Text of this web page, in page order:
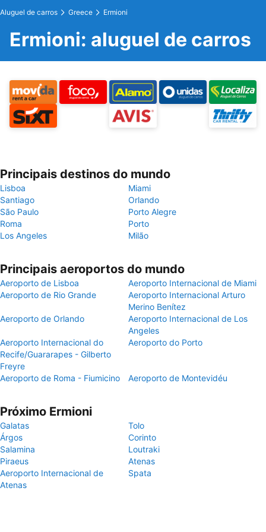
Aluguel de carros Greece Ermioni
Ermioni: aluguel de carros
Principais destinos do mundo
Lisboa
Miami
Santiago
Orlando
São Paulo
Porto Alegre
Roma
Porto
Los Angeles
Milão
Principais aeroportos do mundo
Aeroporto de Lisboa
Aeroporto Internacional de Miami
Aeroporto de Rio Grande
Aeroporto Internacional Arturo
Merino Benítez
Aeroporto de Orlando
Aeroporto Internacional de Los
Angeles
Aeroporto Internacional do
Recife/Guararapes - Gilberto
Freyre
Aeroporto do Porto
Aeroporto de Roma - Fiumicino Aeroporto de Montevidéu
Próximo Ermioni
Galatas
Tolo
Árgos
Corinto
Salamina
Loutraki
Piraeus
Atenas
Aeroporto Internacional de
Atenas
Spata